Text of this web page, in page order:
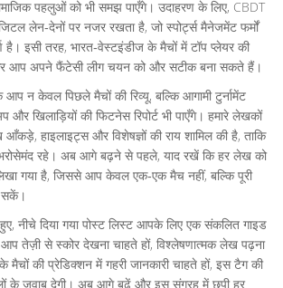
पहलुओं को भी समझ पाएँगे। उदाहरण के लिए, CBDT
लेन‑देनों पर नजर रखता है, जो स्पोर्ट्स मैनेजमेंट फर्मों
है। इसी तरह, भारत‑वेस्टइंडीज के मैचों में टॉप प्लेयर की
आप अपने फैंटेसी लीग चयन को और सटीक बना सकते हैं।
न केवल पिछले मैचों की रिव्यू, बल्कि आगामी टुर्नामेंट
खिलाड़ियों की फिटनेस रिपोर्ट भी पाएँगे। हमारे लेखकों
हाइलाइट्स और विशेषज्ञों की राय शामिल की है, ताकि
रहे। अब आगे बढ़ने से पहले, याद रखें कि हर लेख को
गया है, जिससे आप केवल एक‑एक मैच नहीं, बल्कि पूरी
सकें।
नीचे दिया गया पोस्ट लिस्ट आपके लिए एक संकलित गाइड
तेज़ी से स्कोर देखना चाहते हों, विश्लेषणात्मक लेख पढ़ना
के मैचों की प्रेडिक्शन में गहरी जानकारी चाहते हों, इस टैग की
के जवाब देगी। अब आगे बढ़ें और इस संग्रह में छुपी हर